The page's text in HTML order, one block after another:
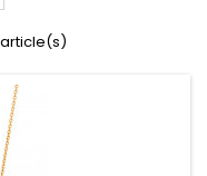
article(s)